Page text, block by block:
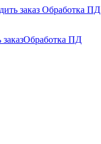
заказ Обработка ПД
Обработка ПД